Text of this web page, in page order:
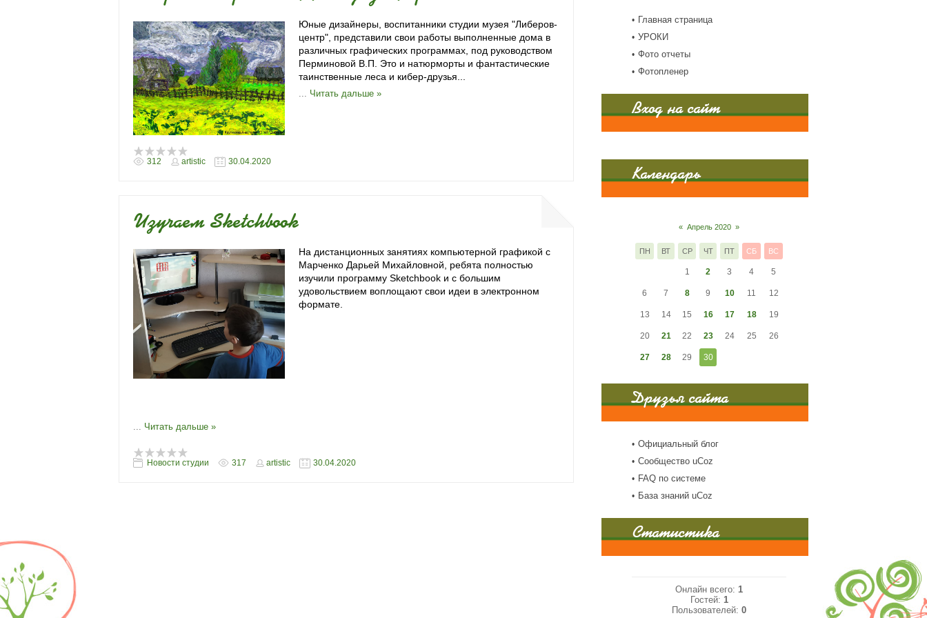
Юные дизайнеры, воспитанники студии музея "Либеров-
центр", представили свои работы выполненные дома в
различных графических программах, под руководством
Перминовой В.П. Это и натюрморты и фантастические
таинственные леса и кибер-друзья...
... Читать дальше »
312 artistic 30.04.2020
Изучаем Sketchbook
На дистанционных занятиях компьютерной графикой с
Марченко Дарьей Михайловной, ребята полностью
изучили программу Sketchbook и с большим
удовольствием воплощают свои идеи в электронном
формате.
... Читать дальше »
Новости студии 317 artistic 30.04.2020
Главная страница
УРОКИ
Фото отчеты
Фотопленер
Вход на сайт
Календарь
« Апрель 2020 »
ПН ВТ СР ЧТ ПТ СБ ВС
1 2 3 4 5
6 7 8 9 10 11 12
13 14 15 16 17 18 19
20 21 22 23 24 25 26
27 28 29 30
Друзья сайта
Официальный блог
Сообщество uCoz
FAQ по системе
База знаний uCoz
Статистика
Онлайн всего: 1
Гостей: 1
Пользователей: 0